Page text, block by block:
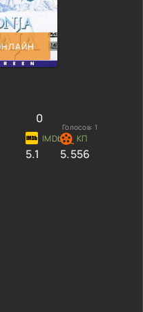
0
Голосов: 1
5.1 5.556